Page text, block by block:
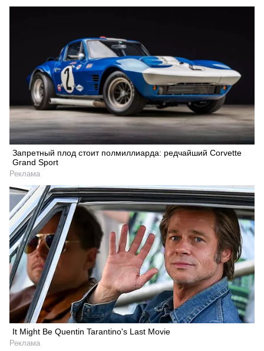
Запретный плод стоит полмиллиарда: редчайший Corvette
Grand Sport
Реклама
It Might Be Quentin Tarantino's Last Movie
Реклама